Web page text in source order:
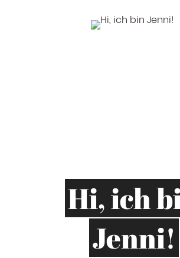
Hi, ich
Jenni!